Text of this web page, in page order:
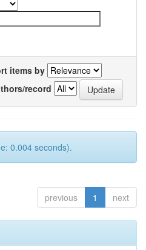
items by
record
0.004 seconds).
previous 1 next